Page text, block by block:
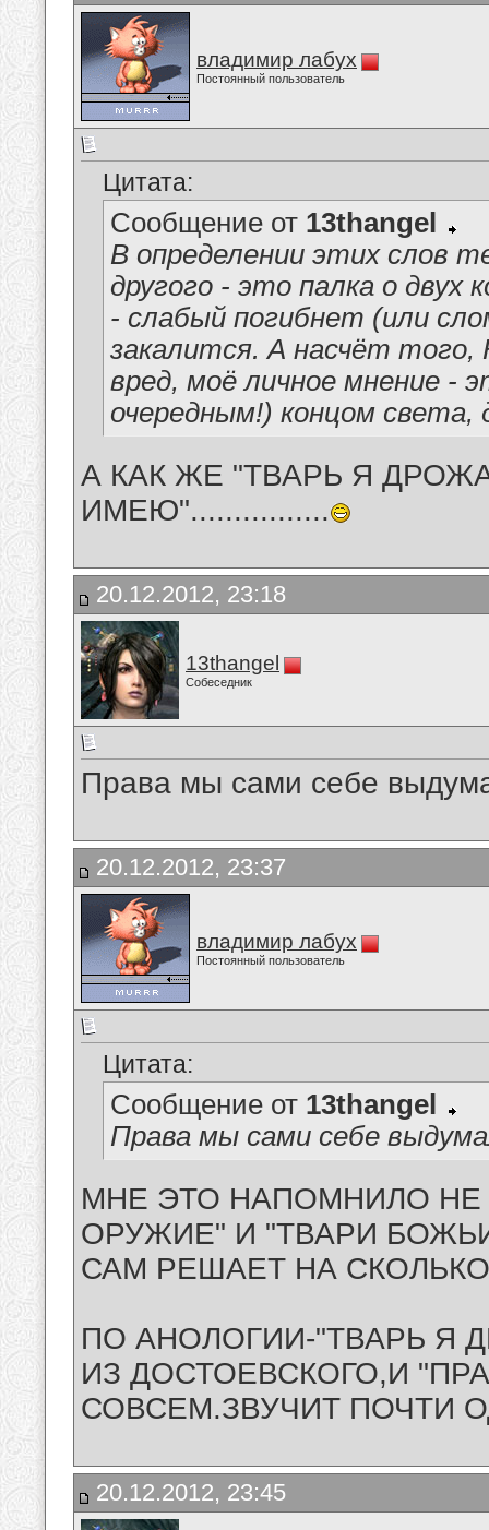
владимир лабух
Постоянный пользователь
Цитата:
Сообщение от 13thangel
В определении этих слов
другого - это палка о двух
- слабый погибнет (или
закалится. А насчёт
вред, моё личное мнение
очередным!) концом света,
А КАК ЖЕ "ТВАРЬ Я
ИМЕЮ"................
20.12.2012, 23:18
13thangel
Собеседник
Права мы сами себе
20.12.2012, 23:37
владимир лабух
Постоянный пользователь
Цитата:
Сообщение от 13thangel
Права мы сами себе
МНЕ ЭТО НАПОМНИЛО НЕ
ОРУЖИЕ" И "ТВАРИ
САМ РЕШАЕТ НА
ПО АНОЛОГИИ-"ТВАРЬ Я
ИЗ ДОСТОЕВСКОГО,И
СОВСЕМ.ЗВУЧИТ ПОЧТИ
20.12.2012, 23:45